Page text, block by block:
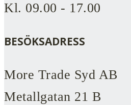
Kl. 09.00 - 17.00
BESÖKSADRESS
More Trade Syd AB
Metallgatan 21 B